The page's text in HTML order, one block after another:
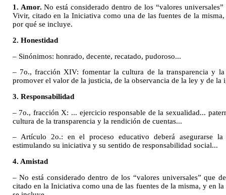
1. Amor. No está considerado dentro de los “valores
Vivir, citado en la Iniciativa como una de las fuentes de la
por qué se incluye.
2. Honestidad
– Sinónimos: honrado, decente, recatado, pudoroso...
– 7o., fracción XIV: fomentar la cultura de la transparencia y
promover el valor de la justicia, de la observancia de la ley y de la
3. Responsabilidad
– 7o., fracción X: ... ejercicio responsable de la sexualidad...
cultura de la transparencia y la rendición de cuentas...
– Artículo 2o.: en el proceso educativo deberá asegurarse
estimulando su iniciativa y su sentido de responsabilidad social...
4. Amistad
– No está considerado dentro de los “valores universales” que
citado en la Iniciativa como una de las fuentes de la misma, y en